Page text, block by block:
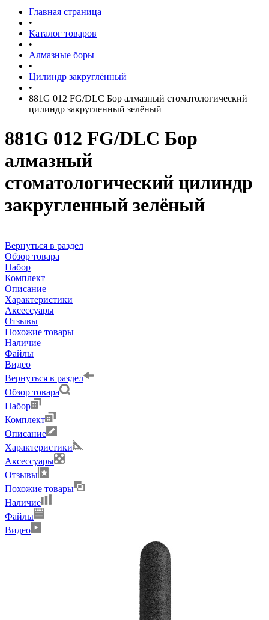
Главная страница
•
Каталог товаров
•
Алмазные боры
•
Цилиндр закруглённый
•
881G 012 FG/DLC Бор алмазный стоматологический
цилиндр закругленный зелёный
881G 012 FG/DLC Бор
алмазный
стоматологический цилиндр
закругленный зелёный
Вернуться в раздел
Обзор товара
Набор
Комплект
Описание
Характеристики
Аксессуары
Отзывы
Похожие товары
Наличие
Файлы
Видео
Вернуться в раздел
Обзор товара
Набор
Комплект
Описание
Характеристики
Аксессуары
Отзывы
Похожие товары
Наличие
Файлы
Видео